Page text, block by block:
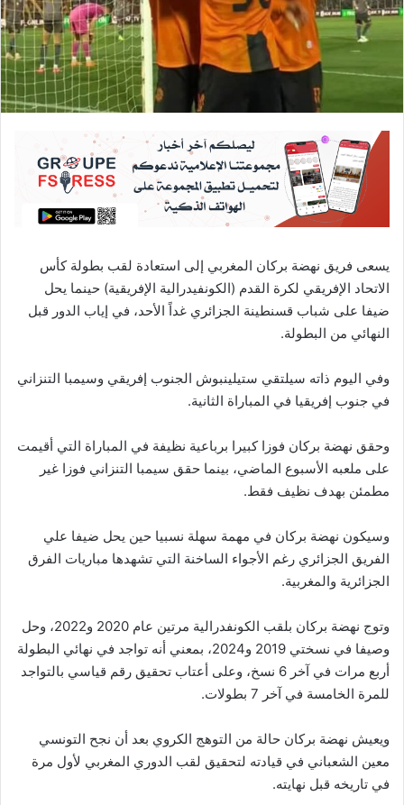
يسعى فريق نهضة بركان المغربي إلى استعادة لقب بطولة كأس
الاتحاد الإفريقي لكرة القدم (الكونفيدرالية الإفريقية) حينما يحل
ضيفا على شباب قسنطينة الجزائري غداً الأحد، في إياب الدور قبل
النهائي من البطولة.
وفي اليوم ذاته سيلتقي ستيلينبوش الجنوب إفريقي وسيمبا التنزاني
في جنوب إفريقيا في المباراة الثانية.
وحقق نهضة بركان فوزا كبيرا برباعية نظيفة في المباراة التي أقيمت
على ملعبه الأسبوع الماضي، بينما حقق سيمبا التنزاني فوزا غير
مطمئن بهدف نظيف فقط.
وسيكون نهضة بركان في مهمة سهلة نسبيا حين يحل ضيفا علي
الفريق الجزائري رغم الأجواء الساخنة التي تشهدها مباريات الفرق
الجزائرية والمغربية.
وتوج نهضة بركان بلقب الكونفدرالية مرتين عام 2020 و2022، وحل
وصيفا في نسختي 2019 و2024، بمعني أنه تواجد في نهائي البطولة
أربع مرات في آخر 6 نسخ، وعلى أعتاب تحقيق رقم قياسي بالتواجد
للمرة الخامسة في آخر 7 بطولات.
ويعيش نهضة بركان حالة من التوهج الكروي بعد أن نجح التونسي
معين الشعباني في قيادته لتحقيق لقب الدوري المغربي لأول مرة
في تاريخه قبل نهايته.